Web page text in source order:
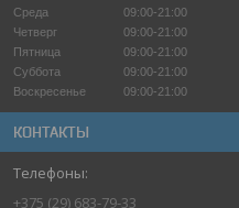
Среда
09:00-21:00
Четверг
09:00-21:00
Пятница
09:00-21:00
Суббота
09:00-21:00
Воскресенье
09:00-21:00
КОНТАКТЫ
+375 (29) 683-79-33